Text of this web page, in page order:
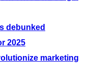
debunked
2025
marketing